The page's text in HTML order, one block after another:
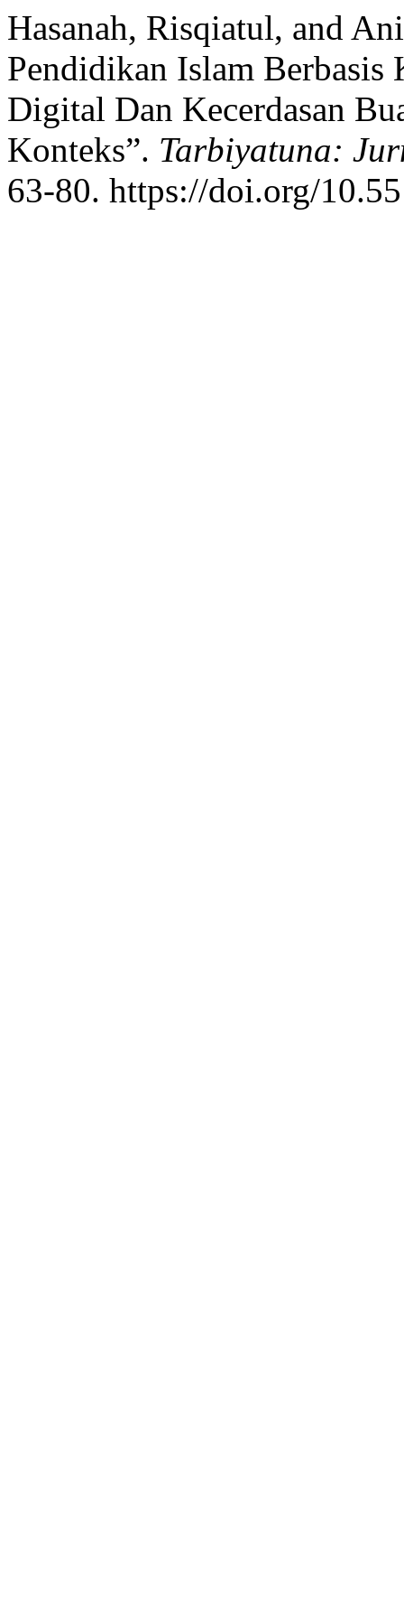
Hasanah, Risqiatul, and
Pendidikan Islam
Digital Dan Kecerdasan
Konteks”. Tarbiyatuna:
63-80. https://doi.org/